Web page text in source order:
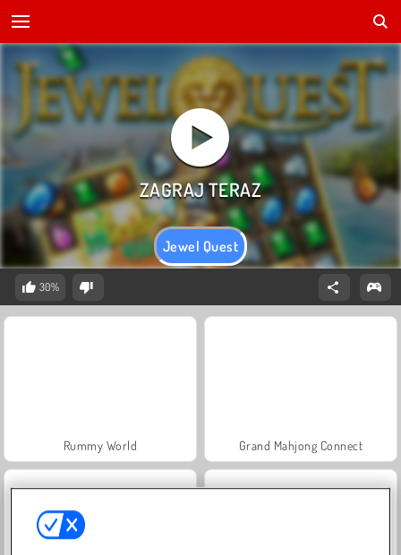
Jewel Quest
30%
Rummy World Grand Mahjong Connect